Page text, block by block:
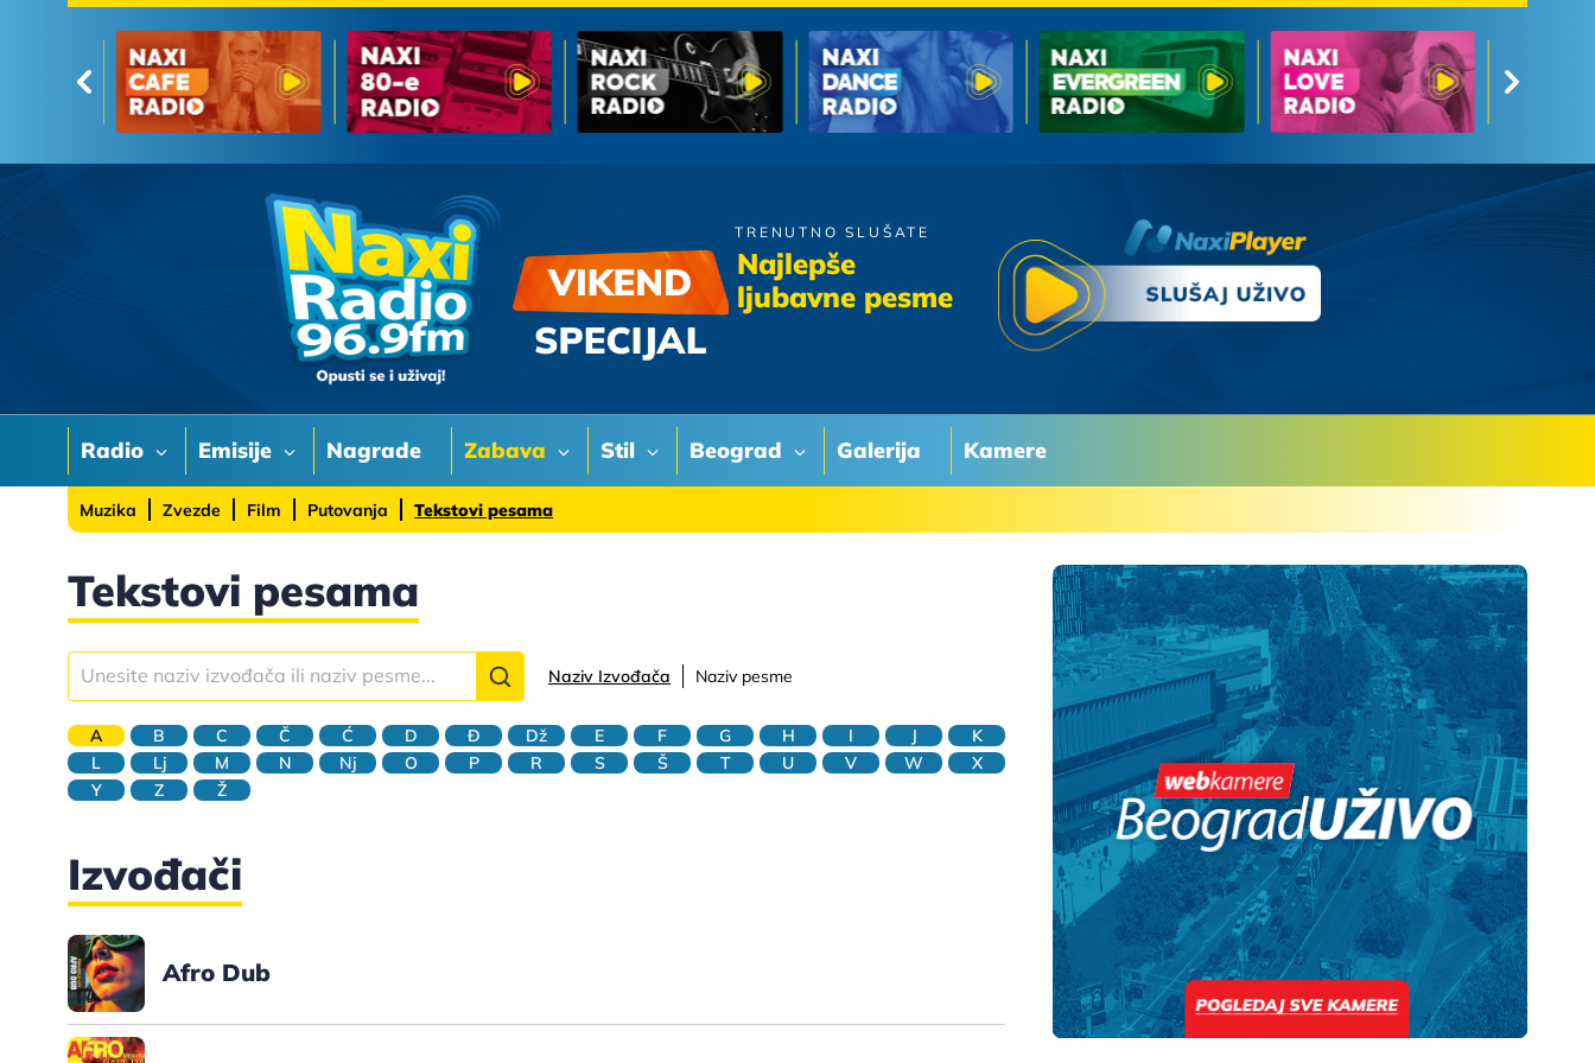
Radio Emisije Nagrade Zabava
Muzika Zvezde Film Putovanja Tekstovi pesama
Stil Beograd Galerija Kamere
TRENUTNO SLUŠATE
Najlepše
ljubavne pesme
Zeljko Joksimovic
Tekstovi pesama
Naziv Izvođača Naziv pesme
A B C Č Ć D Đ Dž E F G H I J
K
L
Lj M N Nj O P R S Š T U V W
X
Y
Z Ž
Izvođači
Afro Dub